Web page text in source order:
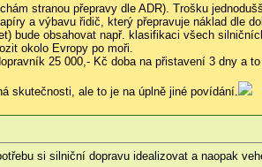
stranou přepravy dle ADR). Trošku
a výbavu řidič, který přepravuje náklad dle
bude obsahovat např. klasifikaci všech
okolo Evropy po moři.
25 000,- Kč doba na přistavení 3 dny a
skutečnosti, ale to je na úplně jiné povídání.
si silniční dopravu idealizovat a naopak